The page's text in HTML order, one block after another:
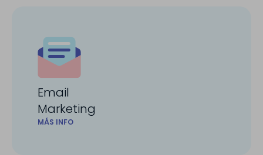
Email
Marketing
MÁS INFO